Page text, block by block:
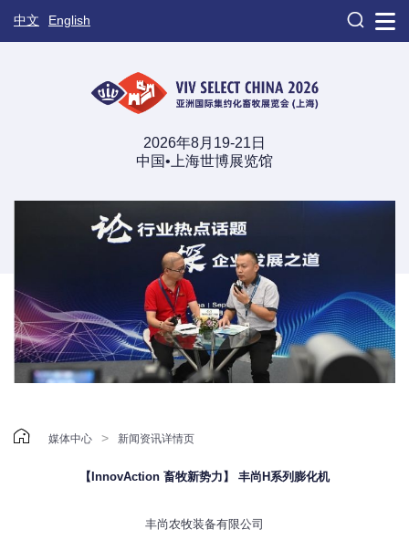
中文 English 
2026年8月19-21日
中国•上海世博展览馆
 媒体中心 > 新闻资讯详情页
【InnovAction 畜牧新势力】 丰尚H系列膨化机
丰尚农牧装备有限公司